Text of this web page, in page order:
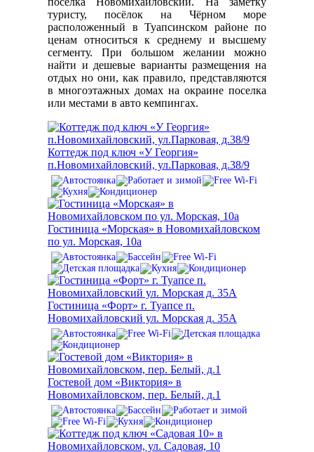
туристу, посёлок на Чёрном море
расположенный в Туапсинском районе по
ценам относиться к среднему и высшему
сегменту. При большом желании можно
найти и дешевые варианты размещения на
отдых но они, как правило, представляются
в многоэтажных домах на окраине поселка
или местами в авто кемпингах.
Коттедж под ключ «У Георгия»
п.Новомихайловский, ул.Парковая, д.38/9
Гостиница «Морская» в Новомихайловском
по ул. Морская, 10а
Гостиница «Форт» г. Туапсе п.
Новомихайловский ул. Морская д. 35А
Гостевой дом «Виктория» в
Новомихайловском, пер. Белый, д.1